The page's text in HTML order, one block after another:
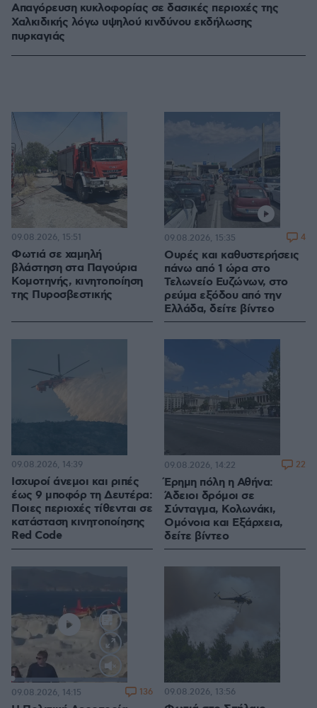
Απαγόρευση κυκλοφορίας σε δασικές περιοχές της
Χαλκιδικής λόγω υψηλού κινδύνου εκδήλωσης
πυρκαγιάς
Φωτιά σε χαμηλή
βλάστηση στα Παγούρια
Κομοτηνής, κινητοποίηση
της Πυροσβεστικής
09.08.2026, 15:51
Ουρές και καθυστερήσεις
πάνω από 1 ώρα στο
Τελωνείο Ευζώνων, στο
ρεύμα εξόδου από την
Ελλάδα, δείτε βίντεο
09.08.2026, 15:35 4
Ισχυροί άνεμοι και ριπές
έως 9 μποφόρ τη Δευτέρα:
Ποιες περιοχές τίθενται σε
κατάσταση κινητοποίησης
Red Code
09.08.2026, 14:39
Έρημη πόλη η Αθήνα:
Άδειοι δρόμοι σε
Σύνταγμα, Κολωνάκι,
Ομόνοια και Εξάρχεια,
δείτε βίντεο
09.08.2026, 14:22 22
Loaded
100.00%
09.08.2026, 14:15 136 09.08.2026, 13:56